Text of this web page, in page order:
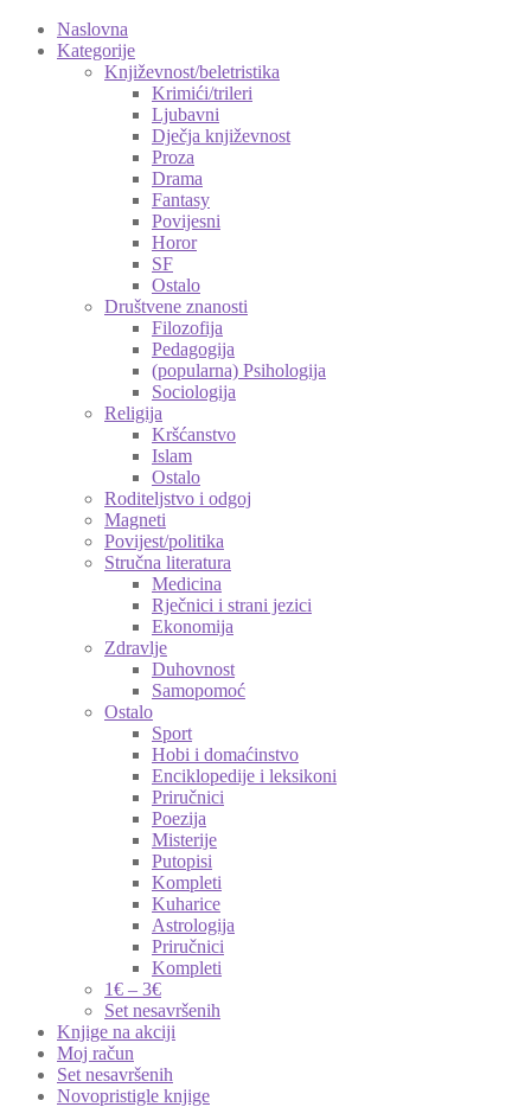
Naslovna
Kategorije
Književnost/beletristika
Krimići/trileri
Ljubavni
Dječja književnost
Proza
Drama
Fantasy
Povijesni
Horor
SF
Ostalo
Društvene znanosti
Filozofija
Pedagogija
(popularna) Psihologija
Sociologija
Religija
Kršćanstvo
Islam
Ostalo
Roditeljstvo i odgoj
Magneti
Povijest/politika
Stručna literatura
Medicina
Rječnici i strani jezici
Ekonomija
Zdravlje
Duhovnost
Samopomoć
Ostalo
Sport
Hobi i domaćinstvo
Enciklopedije i leksikoni
Priručnici
Poezija
Misterije
Putopisi
Kompleti
Kuharice
Astrologija
Priručnici
Kompleti
1€ – 3€
Set nesavršenih
Knjige na akciji
Moj račun
Set nesavršenih
Novopristigle knjige